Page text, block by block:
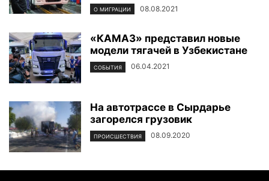
О МИГРАЦИИ 08.08.2021
«КАМАЗ» представил новые
модели тягачей в Узбекистане
СОБЫТИЯ 06.04.2021
На автотрассе в Сырдарье
загорелся грузовик
ПРОИСШЕСТВИЯ 08.09.2020